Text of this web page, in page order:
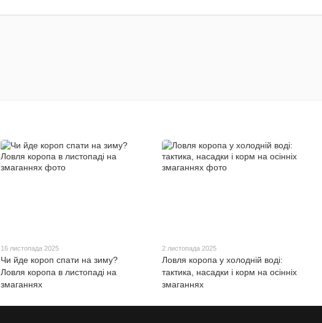
16 листопада 2025
Чи йде короп спати на зиму?
Ловля коропа в листопаді на
змаганнях
2 листопада 2025
Ловля коропа у холодній воді:
тактика, насадки і корм на осінніх
змаганнях